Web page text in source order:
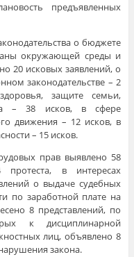
предъявленных
о бюджете
окружающей среды и
20 исковых заявлений, о
законодательстве – 2
защите семьи,
– 38 исков, в сфере
движения – 12 исков, в
– 15 исков.
прав выявлено 58
в интересах
о выдаче судебных
по заработной плате на
8 представлений, по
к дисциплинарной
лиц, объявлено 8
закона.